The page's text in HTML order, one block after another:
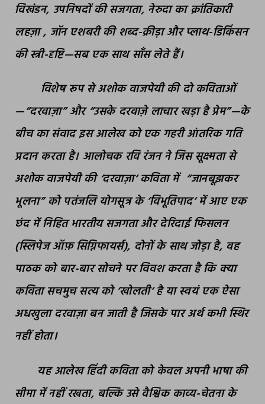
विखंडन, उपनिषदों की सजगता, नेरुदा का क्रांतिकारी
लहज़ा, जॉन एशबरी की शब्द-क्रीड़ा और प्लाथ-डिकिंसन
की स्त्री-दृष्टि—सब एक साथ साँस लेते हैं।
विशेष रूप से अशोक वाजपेयी की दो कविताओं
—“दरवाज़ा”और“उसके दरवाज़े लाचार खड़ा है प्रेम”—के
बीच का संवाद इस आलेख को एक गहरी आंतरिक गति
प्रदान करता है। आलोचक रवि रंजन ने जिस सूक्ष्मता से
अशोक वाजपेयी की‘दरवाज़ा‘कविता में“जानबूझकर
भूलना”को पतंजलि योगसूत्र के‘विभूतिपाद‘में आए एक
छंद में निहित भारतीय सजगता और देरिदाई फिसलन
(स्लिपेज ऑफ़ सिग्निफायर्स), दोनों के साथ जोड़ा है, वह
पाठक को बार-बार सोचने पर विवश करता है कि क्या
कविता सचमुच सत्य को‘खोलती‘है या स्वयं एक ऐसा
अधखुला दरवाज़ा बन जाती है जिसके पार अर्थ कभी स्थिर
नहीं होता।
यह आलेख हिंदी कविता को केवल अपनी भाषा की
सीमा में नहीं रखता, बल्कि उसे वैश्विक काव्य-चेतना के